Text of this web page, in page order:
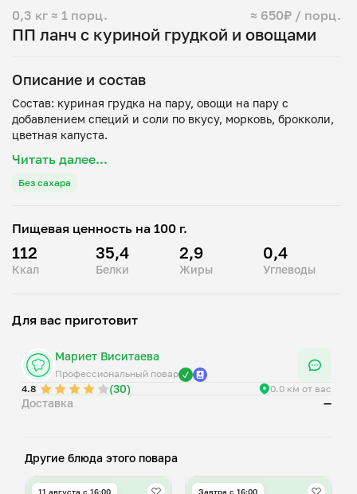
ПП ланч с куриной грудкой и овощами
0,3 кг ≈ 1 порц. ≈ 650₽ / порц.
Описание и состав
Состав: куриная грудка на пару, овощи на пару с
добавлением специй и соли по вкусу, морковь, брокколи,
Читать далее...
Без сахара
Пищевая ценность на 100 г.
112
Ккал
35,4
Белки
2,9
Жиры
0,4
Углеводы
Для вас приготовит
Мариет Виситаева
Профессиональный повар
4.8
(30) 0.0 км от вас
Доставка —
Другие блюда этого повара
11 августа с 16:00 Завтра c 16:00